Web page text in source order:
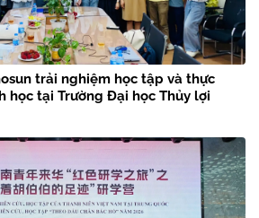
trải nghiệm học tập và thực
học tại Trường Đại học Thủy lợi